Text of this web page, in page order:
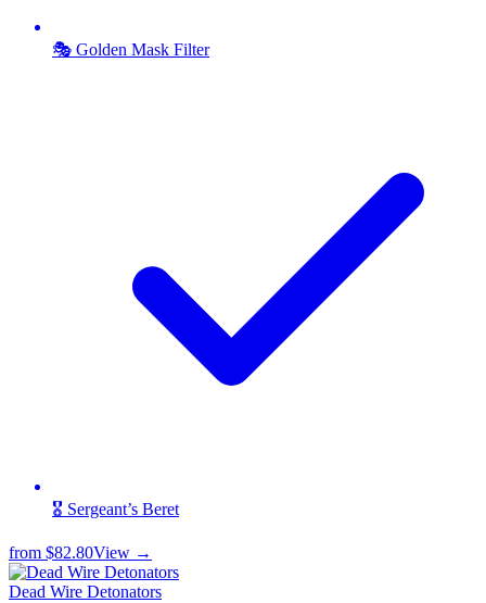
🎭 Golden Mask Filter
🎖️ Sergeant’s Beret
from $82.80View →
Dead Wire Detonators